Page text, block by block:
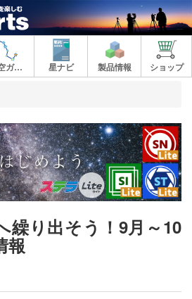
星空ガイド 星ナビ 製品情報 ショップ
繰り出そう！9月～10
報